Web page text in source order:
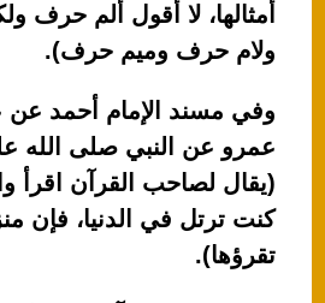
أمثالها، لا أقول ألم
ولام حرف وميم حرف).
وفي مسند الإمام أحمد عن
عمرو عن النبي صلى الله
(يقال لصاحب القرآن اقرأ
كنت ترتل في الدنيا، فإن
تقرؤها).